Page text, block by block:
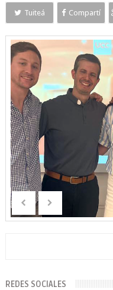
Tuiteá Compartí
REDES SOCIALES